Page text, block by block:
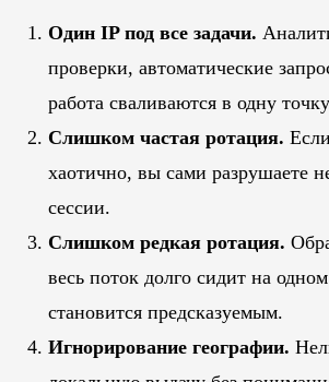
Один IP под все задачи.
проверки, автоматические
работа сваливаются в одну
Слишком частая ротация.
хаотично, вы сами разрушаете
сессии.
Слишком редкая ротация.
весь поток долго сидит на
становится предсказуемым.
Игнорирование географии.